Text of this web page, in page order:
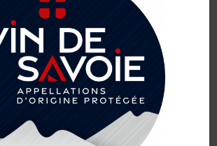
de Vallieres, Jongieux, France